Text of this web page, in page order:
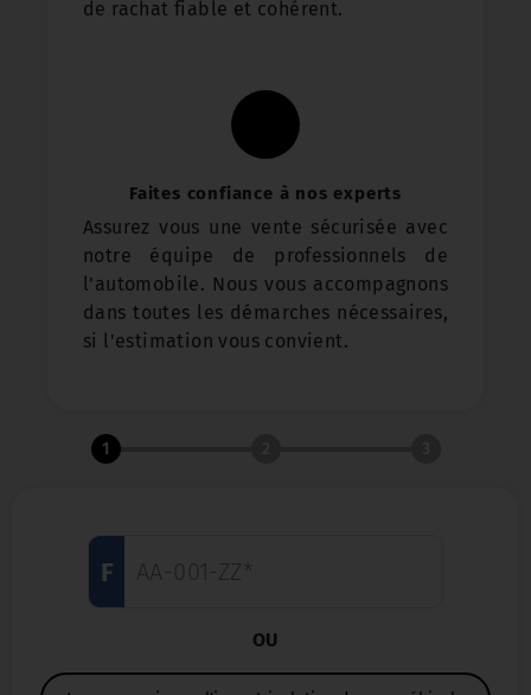
de rachat fiable et cohérent.
Faites confiance à nos experts
Assurez vous une vente sécurisée avec
notre équipe de professionnels de
l'automobile. Nous vous accompagnons
dans toutes les démarches nécessaires,
si l'estimation vous convient.
1
F
OU